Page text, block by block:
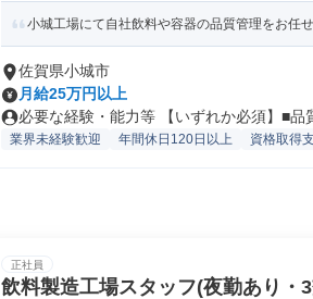
小城工場にて自社飲料や容器の品質管理をお任
佐賀県小城市
月給25万円以上
必要な経験・能力等 【いずれか必須】■品
業界未経験歓迎 年間休日120日以上 資格取得
正社員
飲料製造工場スタッフ(夜勤あり・